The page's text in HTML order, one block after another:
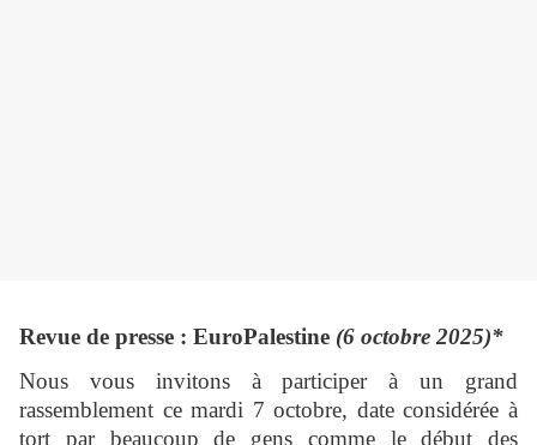
Revue de presse : EuroPalestine (6 octobre 2025)*
Nous vous invitons à participer à un grand
rassemblement ce mardi 7 octobre, date considérée à
tort par beaucoup de gens comme le début des